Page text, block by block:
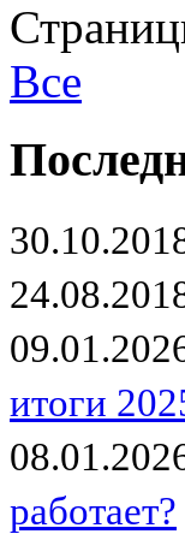
Все
итоги
работает?